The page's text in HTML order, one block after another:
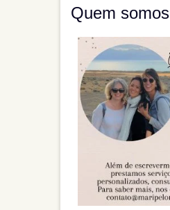
Quem somos